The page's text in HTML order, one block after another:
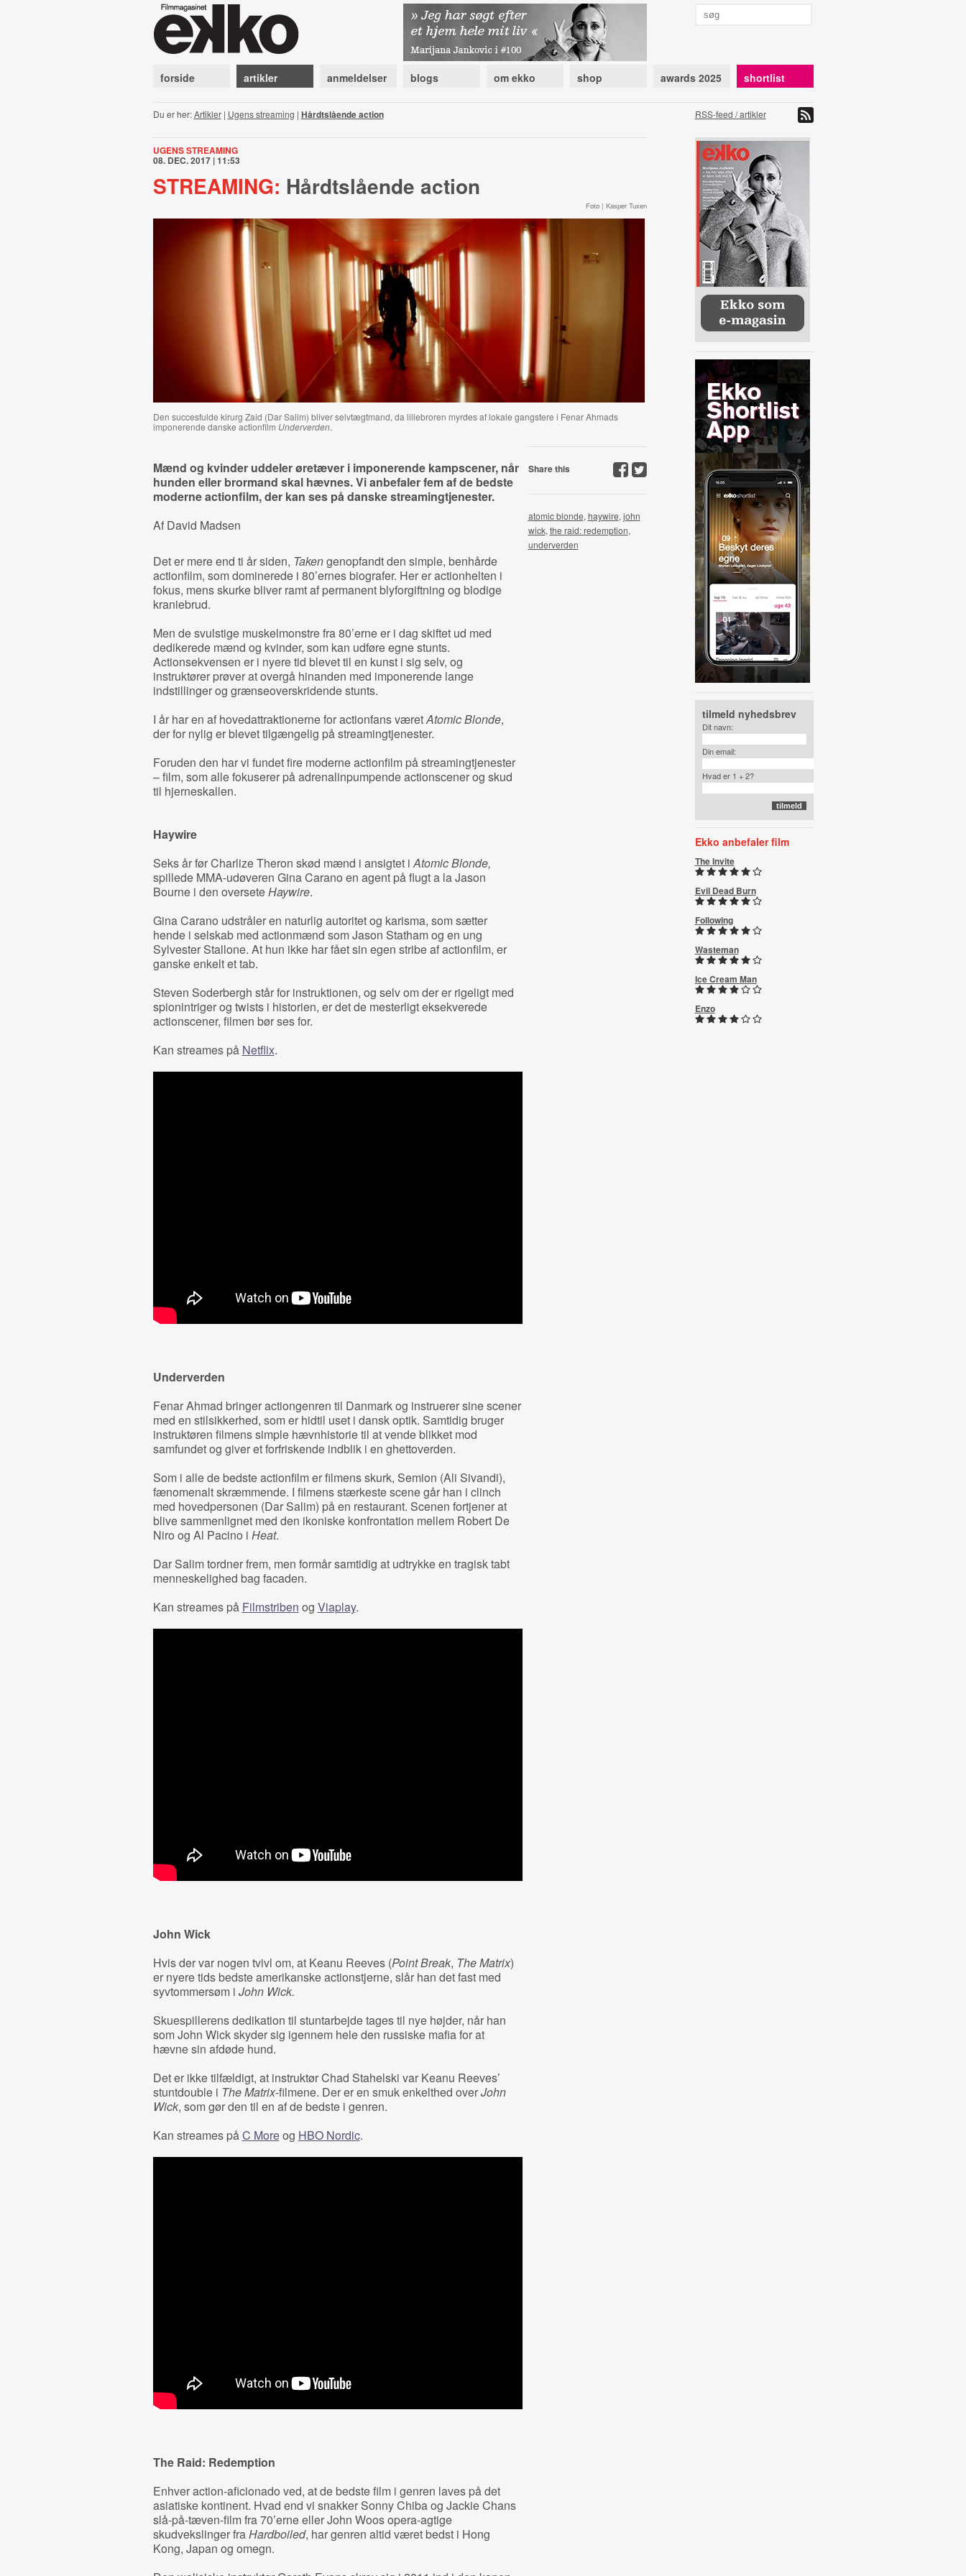
forside artikler anmeldelser blogs om ekko shop awards 2025 shortlist
Du er her:Artikler| Ugens streaming | Hårdtslående action RSS-feed / artikler
UGENS STREAMING
08. DEC. 2017 | 11:53
STREAMING: Hårdtslående action
Foto | Kasper Tuxen
Den succesfulde kirurg Zaid (Dar Salim) bliver selvtægtmand, da lillebroren myrdes af lokale gangstere i Fenar Ahmads
imponerende danske actionfilm Underverden.
Mænd og kvinder uddeler øretæver i imponerende kampscener, når
hunden eller brormand skal hævnes. Vi anbefaler fem af de bedste
moderne actionfilm, der kan ses på danske streamingtjenester.
Af David Madsen
Det er mere end ti år siden, Takengenopfandt den simple, benhårde
actionfilm, som dominerede i 80’ernes biografer. Her er actionhelten i
fokus, mens skurke bliver ramt af permanent blyforgiftning og blodige
kraniebrud.
Men de svulstige muskelmonstre fra 80’erne er i dag skiftet ud med
dedikerede mænd og kvinder, som kan udføre egne stunts.
Actionsekvensen er i nyere tid blevet til en kunst i sig selv, og
instruktører prøver at overgå hinanden med imponerende lange
indstillinger og grænseoverskridende stunts.
I år har en af hovedattraktionerne for actionfans væretAtomic Blonde,
der for nylig er blevet tilgængelig på streamingtjenester.
Foruden den har vi fundet fire moderne actionfilm på streamingtjenester
– film, som alle fokuserer på adrenalinpumpende actionscener og skud
til hjerneskallen.
Haywire
Seks år før Charlize Theron skød mænd i ansigtet iAtomic Blonde,
spillede MMA-udøveren Gina Carano en agent på flugt a la Jason
Bourne i den overseteHaywire.
Gina Carano udstråler en naturlig autoritet og karisma, som sætter
hende i selskab med actionmænd som Jason Statham og en ung
Sylvester Stallone. At hun ikke har fået sin egen stribe af actionfilm, er
ganske enkelt et tab.
Steven Soderbergh står for instruktionen, og selv om der er rigeligt med
spionintriger og twists i historien, er det de mesterligt eksekverede
actionscener, filmen bør ses for.
Kan streames på Netflix.
Underverden
Fenar Ahmad bringer actiongenren til Danmark og instruerer sine scener
med en stilsikkerhed, som er hidtil uset i dansk optik. Samtidig bruger
instruktøren filmens simple hævnhistorie til at vende blikket mod
samfundet og giver et forfriskende indblik i en ghettoverden.
Som i alle de bedste actionfilm er filmens skurk, Semion (Ali Sivandi),
fænomenalt skræmmende. I filmens stærkeste scene går han i clinch
med hovedpersonen (Dar Salim) på en restaurant. Scenen fortjener at
blive sammenlignet med den ikoniske konfrontation mellem Robert De
Niro og Al Pacino i Heat.
Dar Salim tordner frem, men formår samtidig at udtrykke en tragisk tabt
menneskelighed bag facaden.
Kan streames på Filmstriben og Viaplay.
John Wick
Hvis der var nogen tvivl om, at Keanu Reeves (Point Break, The Matrix)
er nyere tids bedste amerikanske actionstjerne, slår han det fast med
syvtommersøm i John Wick.
Skuespillerens dedikation til stuntarbejde tages til nye højder, når han
som John Wick skyder sig igennem hele den russiske mafia for at
hævne sin afdøde hund.
Det er ikke tilfældigt, at instruktør Chad Stahelski var Keanu Reeves’
stuntdouble i The Matrix-filmene. Der er en smuk enkelthed overJohn
Wick, som gør den til en af de bedste i genren.
Kan streames påC Moreog HBO Nordic.
The Raid: Redemption
Enhver action-aficionado ved, at de bedste film i genren laves på det
asiatiske kontinent. Hvad end vi snakker Sonny Chiba og Jackie Chans
slå-på-tæven-film fra 70’erne eller John Woos opera-agtige
skudvekslinger fraHardboiled, har genren altid været bedst i Hong
Kong, Japan og omegn.
Share this
atomic blonde, haywire, john
wick, the raid: redemption,
underverden
tilmeld nyhedsbrev
Dit navn:
Din email:
Hvad er 1 + 2?
Ekko anbefaler film
The Invite
Evil Dead Burn
Following
Wasteman
Ice Cream Man
Enzo